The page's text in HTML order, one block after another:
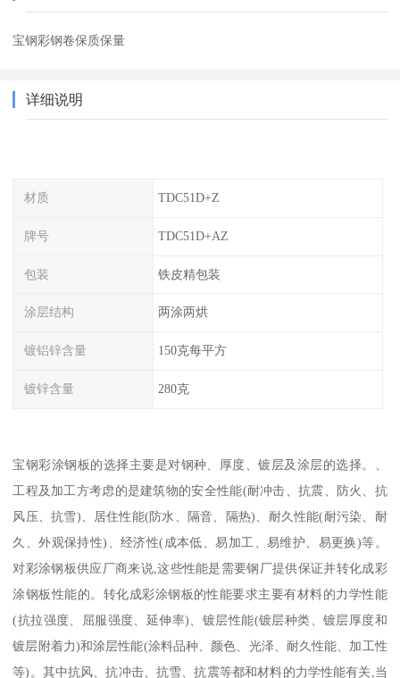
宝钢彩钢卷保质保量
详细说明
材质 TDC51D+Z
牌号 TDC51D+AZ
包装 铁皮精包装
涂层结构 两涂两烘
镀铝锌含量 150克每平方
镀锌含量 280克
宝钢彩涂钢板的选择主要是对钢种、厚度、镀层及涂层的选择。、
工程及加工方考虑的是建筑物的安全性能(耐冲击、抗震、防火、抗
风压、抗雪)、居住性能(防水、隔音、隔热)、耐久性能(耐污染、耐
久、外观保持性)、经济性(成本低、易加工、易维护、易更换)等。
对彩涂钢板供应厂商来说,这些性能是需要钢厂提供保证并转化成彩
涂钢板性能的。转化成彩涂钢板的性能要求主要有材料的力学性能
(抗拉强度、屈服强度、延伸率)、镀层性能(镀层种类、镀层厚度和
镀层附着力)和涂层性能(涂料品种、颜色、光泽、耐久性能、加工性
等)。其中抗风、抗冲击、抗雪、抗震等都和材料的力学性能有关,当